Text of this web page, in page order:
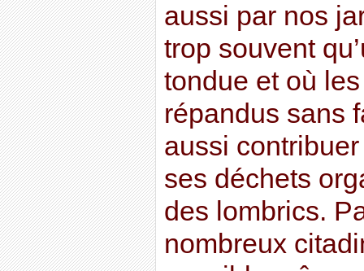
aussi par nos
trop souvent
tondue et où
répandus sans
aussi
ses déchets
des lombrics.
nombreux